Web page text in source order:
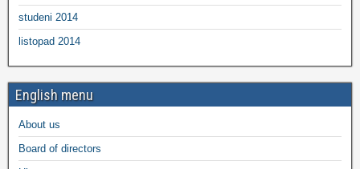
studeni 2014
listopad 2014
English menu
About us
Board of directors